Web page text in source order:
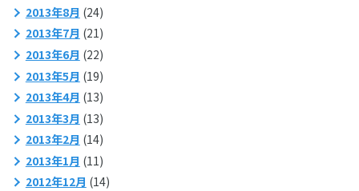
2013年8月 (24)
2013年7月 (21)
2013年6月 (22)
2013年5月 (19)
2013年4月 (13)
2013年3月 (13)
2013年2月 (14)
2013年1月 (11)
2012年12月 (14)